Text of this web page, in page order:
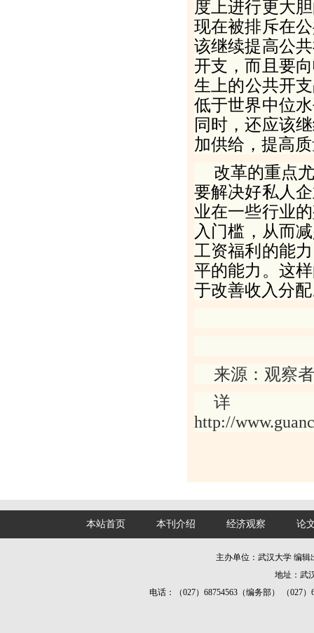
度上进行更大
现在被排斥在
该继续提高公
开支，而且要
生上的公共开
低于世界中位
同时，还应该
加供给，提高
改革的重点
要解决好私人
业在一些行业
入门槛，从而
工资福利的能
平的能力。这
于改善收入分
来源：观察
http://www.
本站首页 本刊介绍 经济观察 论
主办单位：武汉大学 编
地址：武
电话：（027）68754563（编务部） （027